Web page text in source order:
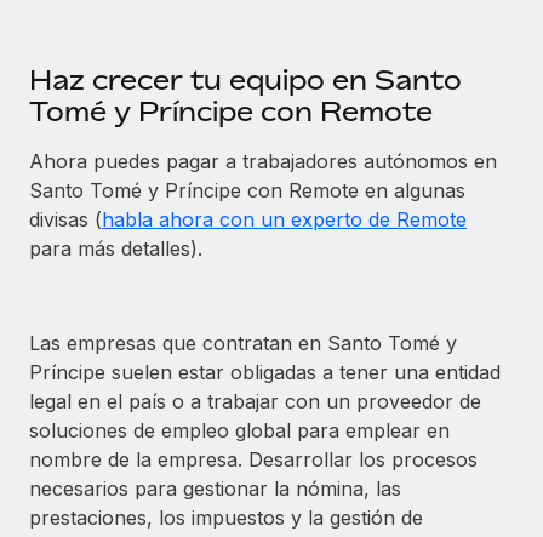
Haz crecer tu equipo en Santo
Tomé y Príncipe con Remote
Ahora puedes pagar a trabajadores autónomos en
Santo Tomé y Príncipe con Remote en algunas
divisas (habla ahora con un experto de Remote
para más detalles).
Las empresas que contratan en Santo Tomé y
Príncipe suelen estar obligadas a tener una entidad
legal en el país o a trabajar con un proveedor de
soluciones de empleo global para emplear en
nombre de la empresa. Desarrollar los procesos
necesarios para gestionar la nómina, las
prestaciones, los impuestos y la gestión de